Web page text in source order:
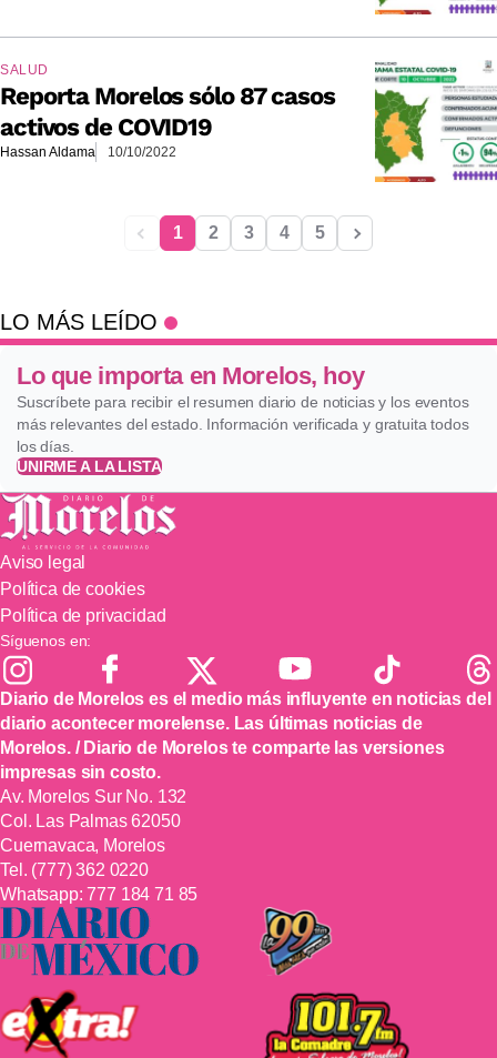
SALUD
Reporta Morelos sólo 87 casos
activos de COVID19
Hassan Aldama 10/10/2022
1 2 3 4 5
LO MÁS LEÍDO
Lo que importa en Morelos, hoy
Suscríbete para recibir el resumen diario de noticias y los eventos
más relevantes del estado. Información verificada y gratuita todos
los días.
UNIRME A LA LISTA
Aviso legal
Política de cookies
Política de privacidad
Síguenos en:
Diario de Morelos es el medio más influyente en noticias del
diario acontecer morelense. Las últimas noticias de
Morelos. / Diario de Morelos te comparte las versiones
impresas sin costo.
Av. Morelos Sur No. 132
Col. Las Palmas 62050
Cuernavaca, Morelos
Tel. (777) 362 0220
Whatsapp: 777 184 71 85